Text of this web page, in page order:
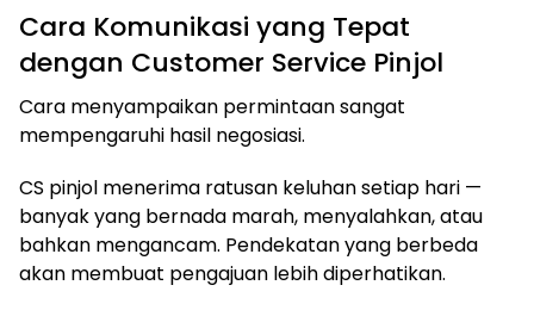
Cara Komunikasi yang Tepat
dengan Customer Service Pinjol
Cara menyampaikan permintaan sangat
mempengaruhi hasil negosiasi.
CS pinjol menerima ratusan keluhan setiap hari —
banyak yang bernada marah, menyalahkan, atau
bahkan mengancam. Pendekatan yang berbeda
akan membuat pengajuan lebih diperhatikan.